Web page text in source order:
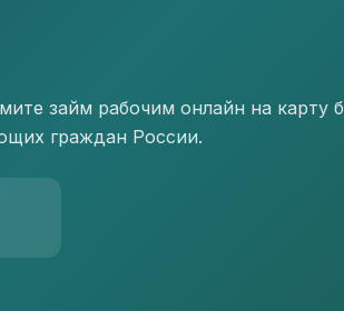
займ рабочим онлайн на карту
граждан России.